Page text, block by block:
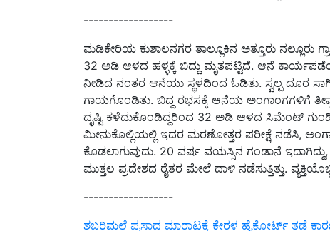
------------------
ಮಡಿಕೇರಿಯ ಕುಶಾಲನಗರ ತಾಲ್ಲೂಕಿನ ಅತ್ತೂರು ನಲ್ಲೂರು
32 ಅಡಿ ಆಳದ ಹಳ್ಳಕ್ಕೆ ಬಿದ್ದು ಮೃತಪಟ್ಟಿದೆ. ಆನೆ
ನೀಡಿದ ನಂತರ ಆನೆಯು ಸ್ಥಳದಿಂದ ಓಡಿತು. ಸ್ವಲ್ಪ ದೂರ
ಗಾಯಗೊಂಡಿತು. ಬಿದ್ದ ರಭಸಕ್ಕೆ ಆನೆಯ ಅಂಗಾಂಗಗಳಿಗೆ
ದೃಷ್ಟಿ ಕಳೆದುಕೊಂಡಿದ್ದರಿಂದ 32 ಅಡಿ ಆಳದ ಸಿಮೆಂಟ್‌ ಗುಂಡಿ
ಮೀನುಕೊಲ್ಲಿಯಲ್ಲಿ ಇದರ ಮರಣೋತ್ತರ ಪರೀಕ್ಷೆ ನಡೆಸಿ,
ಕೊಡಲಾಗುವುದು. 20 ವರ್ಷ ವಯಸ್ಸಿನ ಗಂಡಾನೆ ಇದಾಗಿದ್ದು,
ಮುತ್ತಲ ಪ್ರದೇಶದ ರೈತರ ಮೇಲೆ ದಾಳಿ ನಡೆಸುತ್ತಿತ್ತು.
------------------
ಶಬರಿಮಲೆ ಪ್ರಸಾದ ಮಾರಾಟಕ್ಕೆ ಕೇರಳ ಹೈಕೋರ್ಟ್‌ ತಡೆ